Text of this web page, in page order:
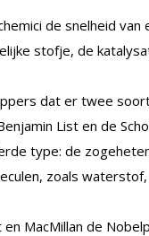
de snelheid
stofje, de
dat er twee
List en de
type: de
zoals
MacMillan de